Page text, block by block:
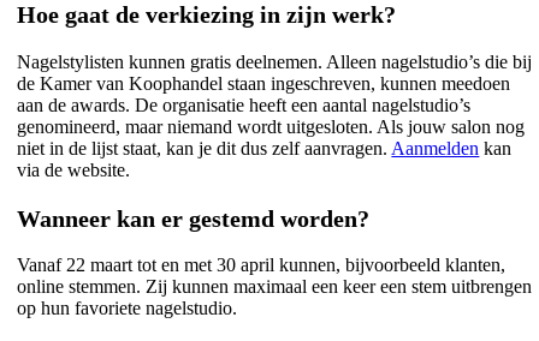
Hoe gaat de verkiezing in zijn werk?
Nagelstylisten kunnen gratis deelnemen. Alleen nagelstudio’s die bij
de Kamer van Koophandel staan ingeschreven, kunnen meedoen
aan de awards. De organisatie heeft een aantal nagelstudio’s
genomineerd, maar niemand wordt uitgesloten. Als jouw salon nog
niet in de lijst staat, kan je dit dus zelf aanvragen. Aanmelden kan
via de website.
Wanneer kan er gestemd worden?
Vanaf 22 maart tot en met 30 april kunnen, bijvoorbeeld klanten,
online stemmen. Zij kunnen maximaal een keer een stem uitbrengen
op hun favoriete nagelstudio.